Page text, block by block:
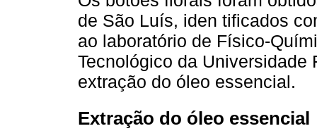
de São Luís, iden tificados
ao laboratório de Físico-
Tecnológico da Universidade
extração do óleo essencial.
Extração do óleo essencial